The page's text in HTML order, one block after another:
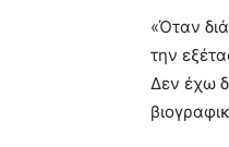
«Όταν
την
Δεν έχω